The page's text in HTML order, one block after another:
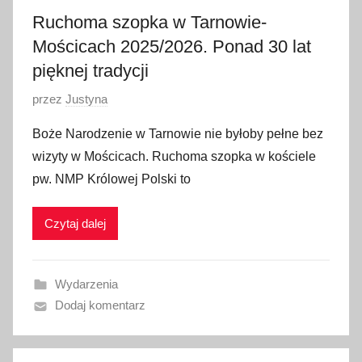
Ruchoma szopka w Tarnowie-
Mościcach 2025/2026. Ponad 30 lat
pięknej tradycji
O
u
b
l
i
a
n
2
przez Justyna
Boże Narodzenie w Tarnowie nie byłoby pełne bez
wizyty w Mościcach. Ruchoma szopka w kościele
pw. NMP Królowej Polski to
Czytaj dalej
Wydarzenia
Dodaj komentarz